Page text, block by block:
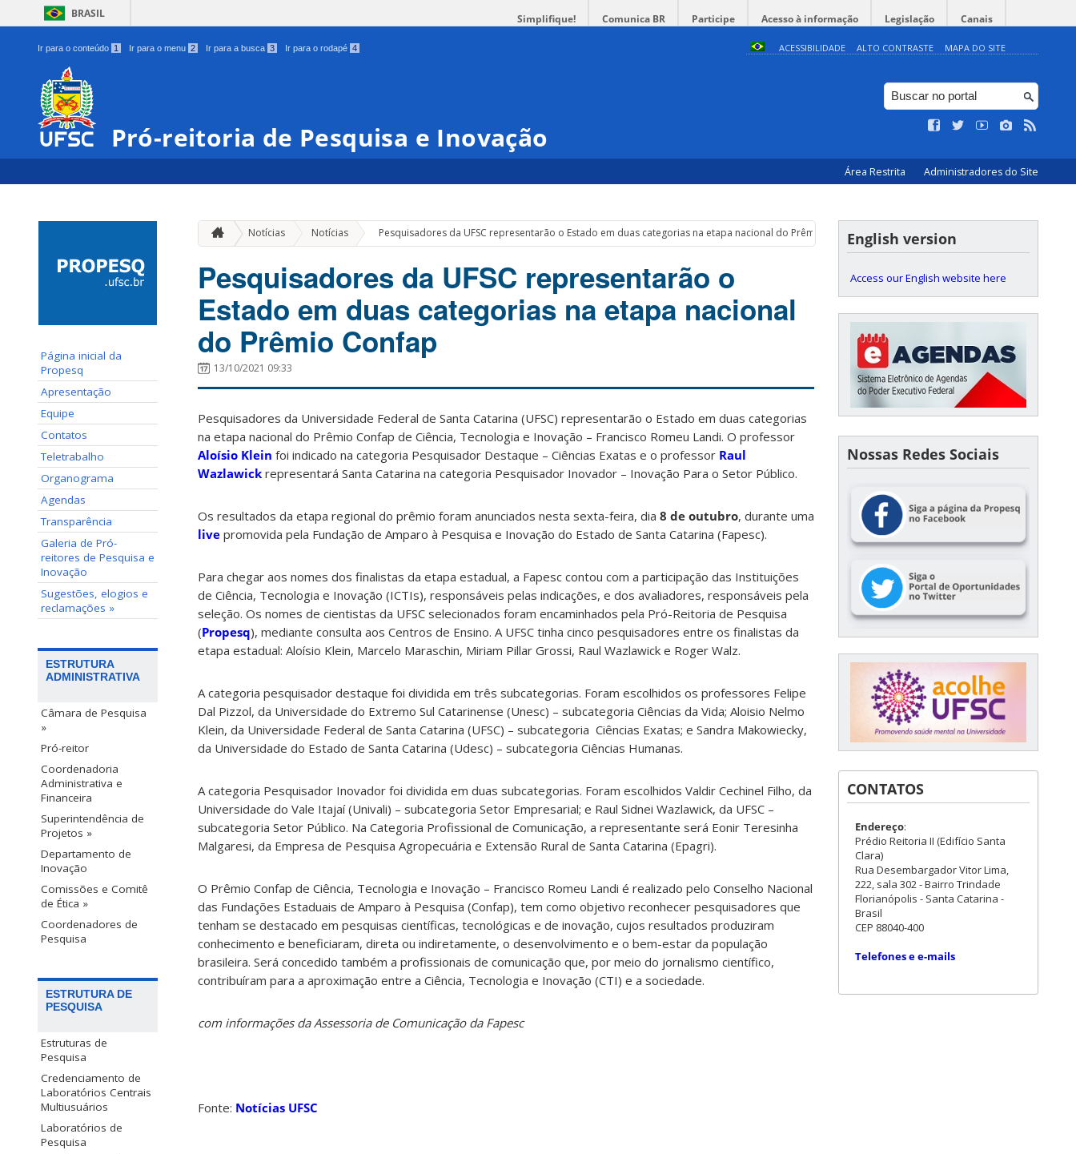
BRASIL Simplifique! Comunica BR Participe Acesso à informação Legislação Canais
Ir para o conteúdo 1 Ir para o menu 2 Ir para a busca 3 Ir para o rodapé 4 ACESSIBILIDADE ALTO CONTRASTE MAPA DO SITE
Pró-reitoria de Pesquisa e Inovação
Área Restrita Administradores do Site
Página inicial da
Propesq
Apresentação
Equipe
Contatos
Teletrabalho
Organograma
Agendas
Transparência
Galeria de Pró-
reitores de Pesquisa e
Inovação
Sugestões, elogios e
reclamações »
ESTRUTURA
ADMINISTRATIVA
Câmara de Pesquisa
»
Pró-reitor
Coordenadoria
Administrativa e
Financeira
Superintendência de
Projetos »
Departamento de
Inovação
Comissões e Comitê
de Ética »
Coordenadores de
Pesquisa
ESTRUTURA DE
PESQUISA
Estruturas de
Pesquisa
Credenciamento de
Laboratórios Centrais
Multiusuários
Laboratórios de
Pesquisa
Notícias Notícias » Pesquisadores da UFSC representarão o Estado em duas categorias na etapa nacional do Prêmio Confap
Pesquisadores da UFSC representarão o
Estado em duas categorias na etapa nacional
do Prêmio Confap
13/10/2021 09:33
Pesquisadores da Universidade Federal de Santa Catarina (UFSC) representarão o Estado em duas categorias
na etapa nacional do Prêmio Confap de Ciência, Tecnologia e Inovação – Francisco Romeu Landi. O professor
Aloísio Klein foi indicado na categoria Pesquisador Destaque – Ciências Exatas e o professor Raul
Wazlawick representará Santa Catarina na categoria Pesquisador Inovador – Inovação Para o Setor Público.
Os resultados da etapa regional do prêmio foram anunciados nesta sexta-feira, dia 8 de outubro, durante uma
live promovida pela Fundação de Amparo à Pesquisa e Inovação do Estado de Santa Catarina (Fapesc).
Para chegar aos nomes dos finalistas da etapa estadual, a Fapesc contou com a participação das Instituições
de Ciência, Tecnologia e Inovação (ICTIs), responsáveis pelas indicações, e dos avaliadores, responsáveis pela
seleção. Os nomes de cientistas da UFSC selecionados foram encaminhados pela Pró-Reitoria de Pesquisa
(Propesq), mediante consulta aos Centros de Ensino. A UFSC tinha cinco pesquisadores entre os finalistas da
etapa estadual: Aloísio Klein, Marcelo Maraschin, Miriam Pillar Grossi, Raul Wazlawick e Roger Walz.
A categoria pesquisador destaque foi dividida em três subcategorias. Foram escolhidos os professores Felipe
Dal Pizzol, da Universidade do Extremo Sul Catarinense (Unesc) – subcategoria Ciências da Vida; Aloisio Nelmo
Klein, da Universidade Federal de Santa Catarina (UFSC) – subcategoria Ciências Exatas; e Sandra Makowiecky,
da Universidade do Estado de Santa Catarina (Udesc) – subcategoria Ciências Humanas.
A categoria Pesquisador Inovador foi dividida em duas subcategorias. Foram escolhidos Valdir Cechinel Filho, da
Universidade do Vale Itajaí (Univali) – subcategoria Setor Empresarial; e Raul Sidnei Wazlawick, da UFSC –
subcategoria Setor Público. Na Categoria Profissional de Comunicação, a representante será Eonir Teresinha
Malgaresi, da Empresa de Pesquisa Agropecuária e Extensão Rural de Santa Catarina (Epagri).
O Prêmio Confap de Ciência, Tecnologia e Inovação – Francisco Romeu Landi é realizado pelo Conselho Nacional
das Fundações Estaduais de Amparo à Pesquisa (Confap), tem como objetivo reconhecer pesquisadores que
tenham se destacado em pesquisas científicas, tecnológicas e de inovação, cujos resultados produziram
conhecimento e beneficiaram, direta ou indiretamente, o desenvolvimento e o bem-estar da população
brasileira. Será concedido também a profissionais de comunicação que, por meio do jornalismo científico,
contribuíram para a aproximação entre a Ciência, Tecnologia e Inovação (CTI) e a sociedade.
com informações da Assessoria de Comunicação da Fapesc
Fonte: Notícias UFSC
English version
Access our English website here
Nossas Redes Sociais
CONTATOS
Endereço:
Prédio Reitoria II (Edifício Santa
Clara)
Rua Desembargador Vitor Lima,
222, sala 302 - Bairro Trindade
Florianópolis - Santa Catarina -
Brasil
CEP 88040-400
Telefones e e-mails